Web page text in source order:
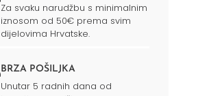
Za svaku narudžbu s minimalnim
iznosom od 50€ prema svim
dijelovima Hrvatske.
BRZA POŠILJKA
Unutar 5 radnih dana od